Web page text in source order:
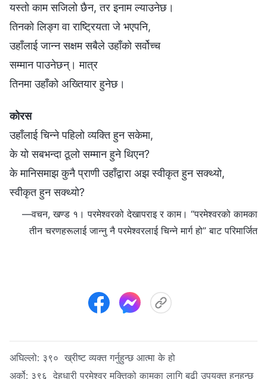
यस्तो काम सजिलो छैन, तर इनाम ल्याउनेछ।
तिनको लिङ्ग वा राष्ट्रियता जे भएपनि,
उहाँलाई जान्न सक्षम सबैले उहाँको सर्वोच्च
सम्मान पाउनेछन्। मात्र
तिनमा उहाँको अख्तियार हुनेछ।
कोरस
उहाँलाई चिन्ने पहिलो व्यक्ति हुन सकेमा,
के यो सबभन्दा ठूलो सम्मान हुने थिएन?
के मानिसमाझ कुनै प्राणी उहाँद्वारा अझ स्वीकृत हुन सक्थ्यो,
स्वीकृत हुन सक्थ्यो?
—वचन, खण्ड १। परमेश्‍वरको देखापराइ र काम। “परमेश्‍वरको कामका
तीन चरणहरूलाई जान्नु नै परमेश्‍वरलाई चिन्ने मार्ग हो” बाट परिमार्जित
अघिल्लो: ३९० ख्रीष्ट व्यक्त गर्नुहुन्छ आत्मा के हो
अर्को: ३९६ देहधारी परमेश्‍वर मुक्तिको कामका लागि बढी उपयुक्त हुनुहुन्छ